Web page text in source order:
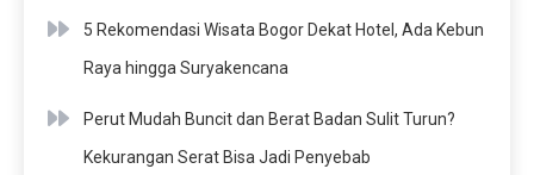
5 Rekomendasi Wisata Bogor Dekat Hotel, Ada Kebun
Raya hingga Suryakencana
Perut Mudah Buncit dan Berat Badan Sulit Turun?
Kekurangan Serat Bisa Jadi Penyebab